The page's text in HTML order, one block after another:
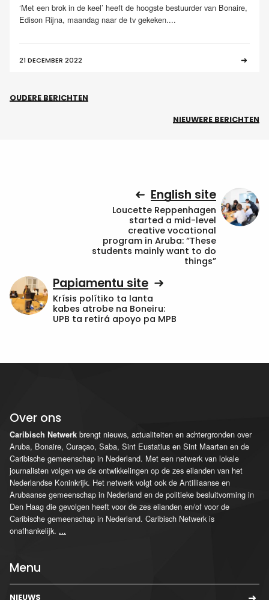
‘Met een brok in de keel’ heeft de hoogste bestuurder van Bonaire,
Edison Rijna, maandag naar de tv gekeken....
21 DECEMBER 2022
OUDERE BERICHTEN
NIEUWERE BERICHTEN
English site
Loucette Reppenhagen
started a mid-level
creative vocational
program in Aruba: “These
students mainly want to do
things”
Papiamentu site
Krísis polítiko ta lanta
kabes atrobe na Boneiru:
UPB ta retirá apoyo pa MPB
Over ons
Caribisch Netwerk brengt nieuws, actualiteiten en achtergronden over
Aruba, Bonaire, Curaçao, Saba, Sint Eustatius en Sint Maarten en de
Caribische gemeenschap in Nederland. Met een netwerk van lokale
journalisten volgen we de ontwikkelingen op de zes eilanden van het
Nederlandse Koninkrijk. Het netwerk volgt ook de Antilliaanse en
Arubaanse gemeenschap in Nederland en de politieke besluitvorming in
Den Haag die gevolgen heeft voor de zes eilanden en/of voor de
Caribische gemeenschap in Nederland. Caribisch Netwerk is
onafhankelijk. ...
Menu
NIEUWS